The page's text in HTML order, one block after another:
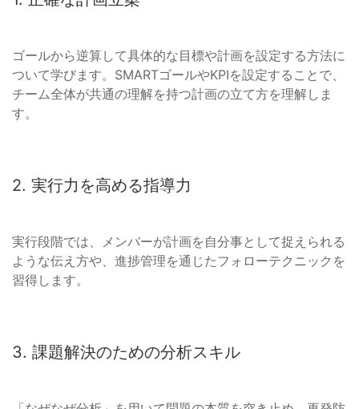
ゴールから逆算して具体的な目標や計画を設定する方法に
ついて学びます。SMARTゴールやKPIを設定することで、
チーム全体が共通の理解を持つ計画の立て方を理解しま
す。
2. 実行力を高める指導力
実行段階では、メンバーが計画を自分事として捉えられる
ような伝え方や、進捗管理を通じたフォローテクニックを
習得します。
3. 課題解決のための分析スキル